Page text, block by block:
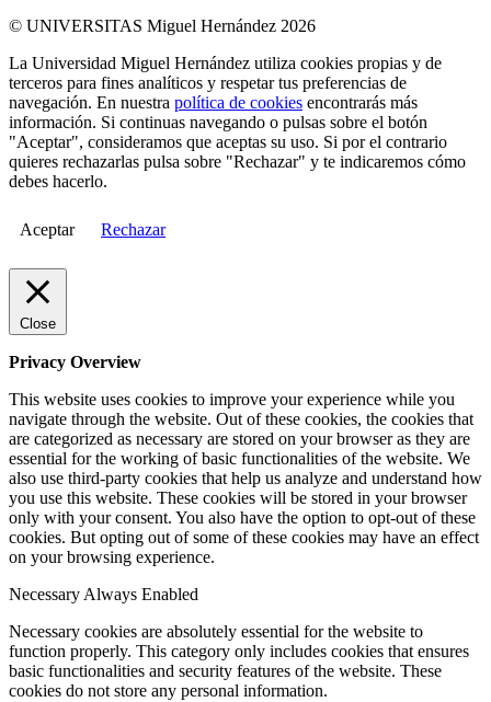
© UNIVERSITAS Miguel Hernández 2026
La Universidad Miguel Hernández utiliza cookies propias y de
terceros para fines analíticos y respetar tus preferencias de
navegación. En nuestra política de cookies encontrarás más
información. Si continuas navegando o pulsas sobre el botón
"Aceptar", consideramos que aceptas su uso. Si por el contrario
quieres rechazarlas pulsa sobre "Rechazar" y te indicaremos cómo
debes hacerlo.
Aceptar Rechazar
Close
Privacy Overview
This website uses cookies to improve your experience while you
navigate through the website. Out of these cookies, the cookies that
are categorized as necessary are stored on your browser as they are
essential for the working of basic functionalities of the website. We
also use third-party cookies that help us analyze and understand how
you use this website. These cookies will be stored in your browser
only with your consent. You also have the option to opt-out of these
cookies. But opting out of some of these cookies may have an effect
on your browsing experience.
Necessary Always Enabled
Necessary cookies are absolutely essential for the website to
function properly. This category only includes cookies that ensures
basic functionalities and security features of the website. These
cookies do not store any personal information.